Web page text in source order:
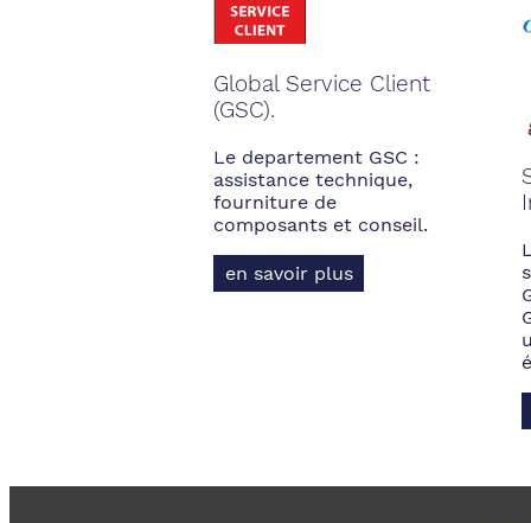
Global Service Client
(GSC).
Le departement GSC :
assistance technique,
fourniture de
composants et conseil.
en savoir plus